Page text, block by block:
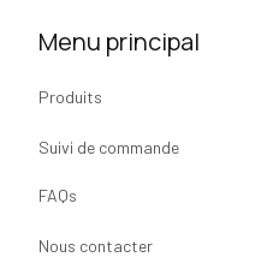
Menu principal
Produits
Suivi de commande
FAQs
Nous contacter